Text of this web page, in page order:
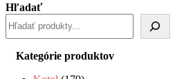
Hľadať
Kategórie produktov